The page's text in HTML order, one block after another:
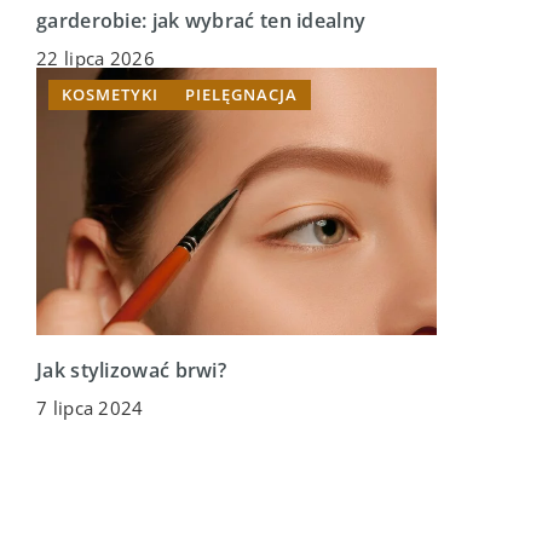
garderobie: jak wybrać ten idealny
22 lipca 2026
KOSMETYKI PIELĘGNACJA
Jak stylizować brwi?
7 lipca 2024